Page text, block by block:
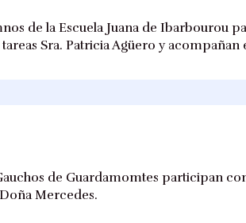
de la Escuela Juana de Ibarbourou
Sra. Patricia Agüero y acompañan
de Guardamomtes participan
Mercedes.